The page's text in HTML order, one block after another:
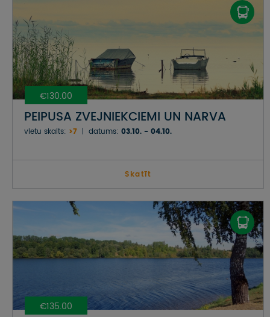
€130.00
PEIPUSA ZVEJNIEKCIEMI UN NARVA
vietu skaits: >7 datums: 03.10. - 04.10.
Skatīt
€135.00